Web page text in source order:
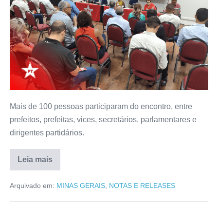
Mais de 100 pessoas participaram do encontro, entre
prefeitos, prefeitas, vices, secretários, parlamentares e
dirigentes partidários.
Leia mais
Arquivado em: MINAS GERAIS NOTAS E RELEASES